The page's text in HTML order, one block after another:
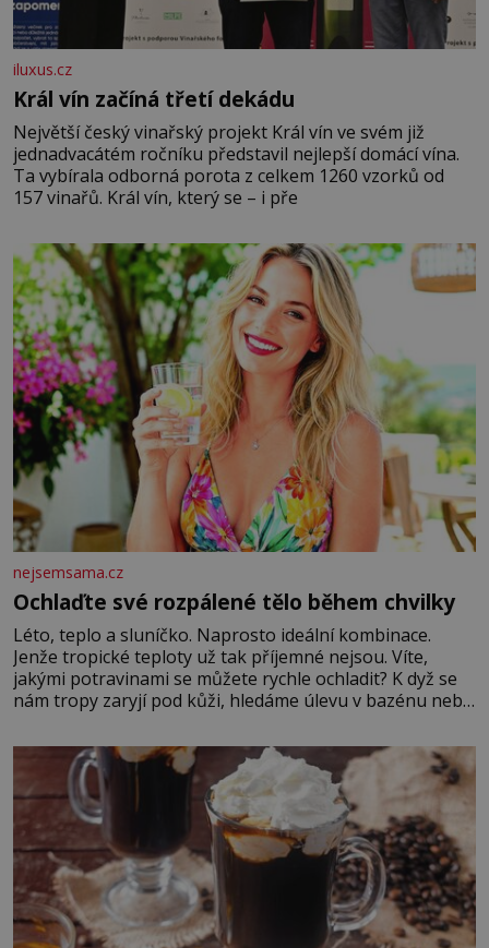
iluxus.cz
Král vín začíná třetí dekádu
Největší český vinařský projekt Král vín ve svém již
jednadvacátém ročníku představil nejlepší domácí vína.
Ta vybírala odborná porota z celkem 1260 vzorků od
157 vinařů. Král vín, který se – i pře
nejsemsama.cz
Ochlaďte své rozpálené tělo během chvilky
Léto, teplo a sluníčko. Naprosto ideální kombinace.
Jenže tropické teploty už tak příjemné nejsou. Víte,
jakými potravinami se můžete rychle ochladit? K dyž se
nám tropy zaryjí pod kůži, hledáme úlevu v bazénu nebo
blízkosti. Nemusíte však zoufat. Pokud budete mít
promyšlený jídelníček, žadné pařáky si na vás